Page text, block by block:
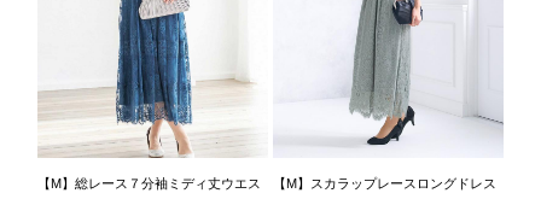
【M】総レース７分袖ミディ丈ウエス 【M】スカラップレースロングドレス